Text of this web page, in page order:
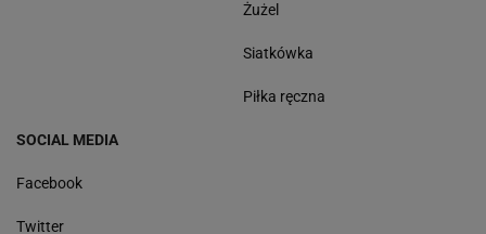
Żużel
Siatkówka
Piłka ręczna
SOCIAL MEDIA
Facebook
Twitter